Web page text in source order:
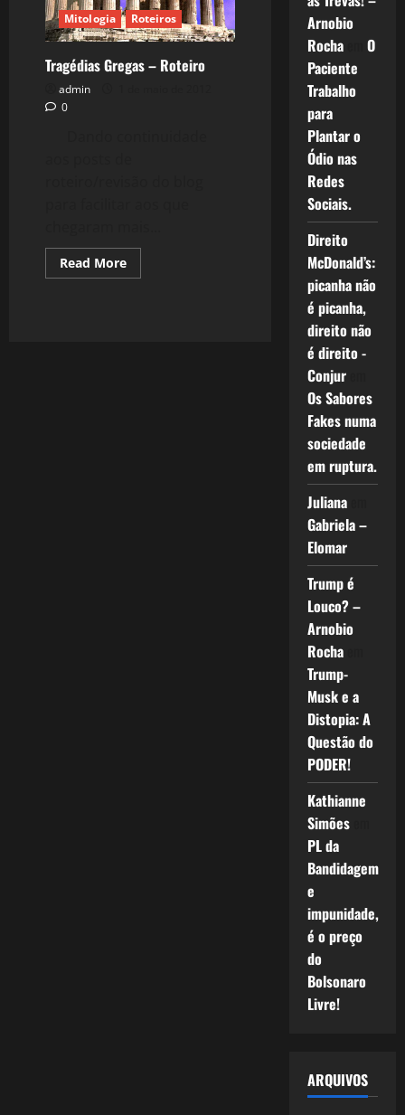
Mitologia Roteiros
Tragédias Gregas – Roteiro
admin
0
Read MoreRead
more
Arnobio
Rochaem O
Paciente
Trabalho
para
Plantar o
Ódio nas
Redes
Sociais.
Direito
McDonald’s:
picanha não
é picanha,
direito não
é direito -
Conjurem
Os Sabores
Fakes numa
sociedade
em ruptura.
Julianaem
Gabriela –
Elomar
Trump é
Louco? –
Arnobio
Rochaem
Trump-
Musk e a
Distopia: A
Questão do
PODER!
Kathianne
Simõesem
PL da
Bandidagem
e
impunidade,
é o preço
do
Bolsonaro
Livre!
ARQUIVOS